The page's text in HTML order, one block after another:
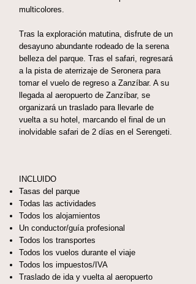
multicolores.
Tras la exploración matutina, disfrute de un
desayuno abundante rodeado de la serena
belleza del parque. Tras el safari, regresará
a la pista de aterrizaje de Seronera para
tomar el vuelo de regreso a Zanzíbar. A su
llegada al aeropuerto de Zanzíbar, se
organizará un traslado para llevarle de
vuelta a su hotel, marcando el final de un
inolvidable safari de 2 días en el Serengeti.
INCLUIDO
Tasas del parque
Todas las actividades
Todos los alojamientos
Un conductor/guía profesional
Todos los transportes
Todos los vuelos durante el viaje
Todos los impuestos/IVA
Traslado de ida y vuelta al aeropuerto